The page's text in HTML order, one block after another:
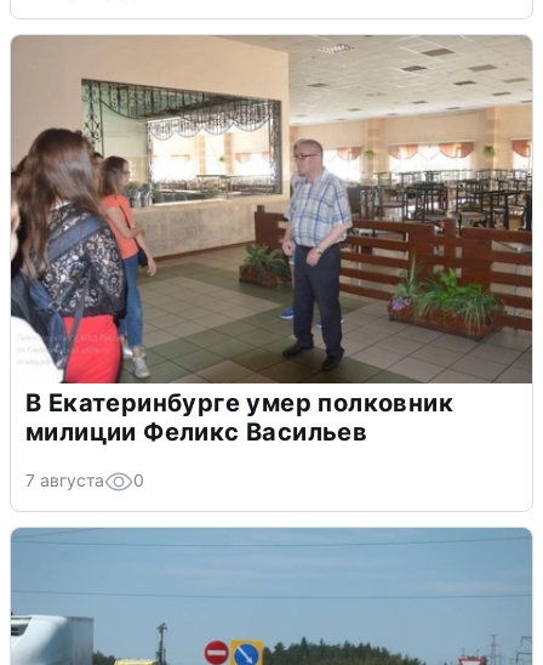
В Екатеринбурге умер полковник
милиции Феликс Васильев
7 августа 0